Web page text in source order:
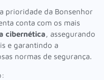
prioridade da Bonsenhor
conta com os mais
cibernética, assegurando
e garantindo a
normas de segurança.